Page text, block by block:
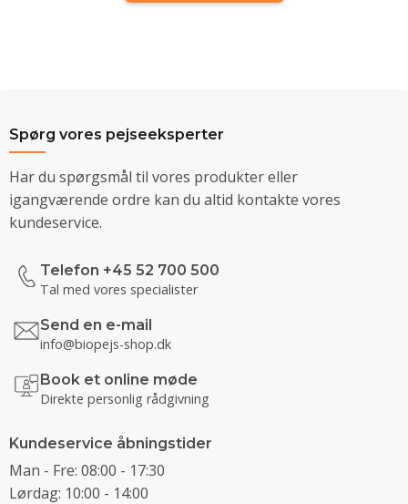
Spørg vores pejseeksperter
Har du spørgsmål til vores produkter eller
igangværende ordre kan du altid kontakte vores
kundeservice.
Telefon +45 52 700 500
Tal med vores specialister
Send en e-mail
info@biopejs-shop.dk
Book et online møde
Direkte personlig rådgivning
Kundeservice åbningstider
Man - Fre: 08:00 - 17:30
Lørdag: 10:00 - 14:00